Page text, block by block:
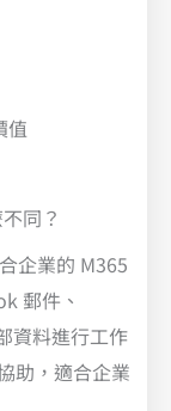
值
同？
企業的 M365
郵件、
資料進行工作
助，適合企業